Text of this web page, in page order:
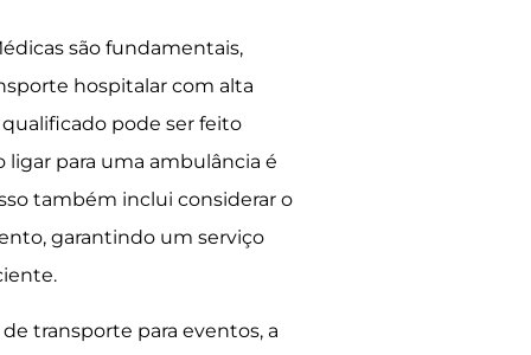
são fundamentais,
hospitalar com alta
pode ser feito
para uma ambulância é
também inclui considerar o
garantindo um serviço
transporte para eventos, a